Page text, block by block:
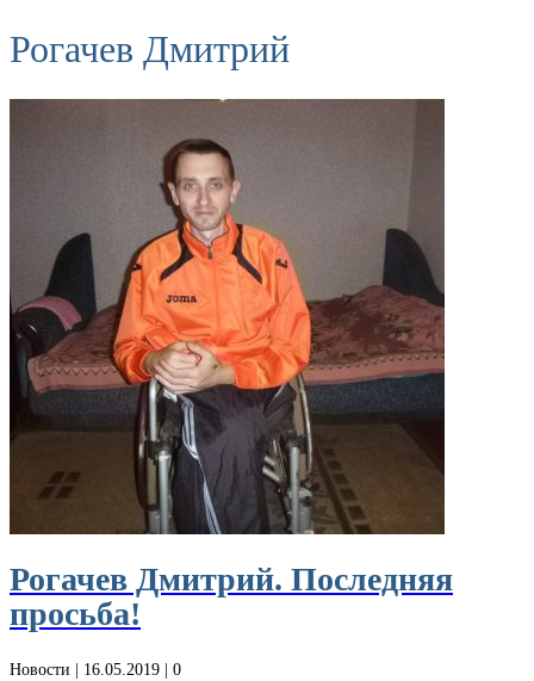
Рогачев Дмитрий
Рогачев Дмитрий. Последняя
просьба!
Новости | 16.05.2019 | 0